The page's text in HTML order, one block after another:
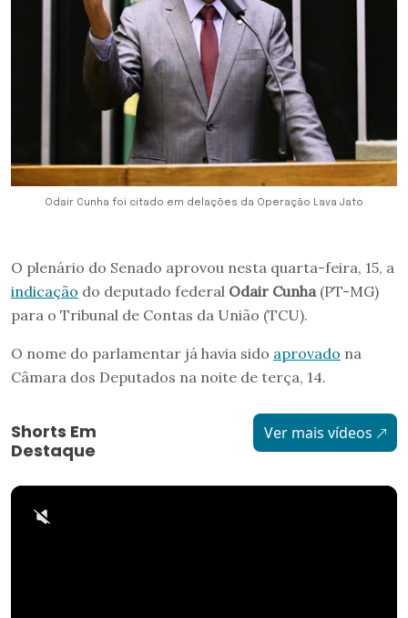
Odair Cunha foi citado em delações da Operação Lava Jato
O plenário do Senado aprovou nesta quarta-feira, 15, a
indicação do deputado federal Odair Cunha (PT-MG)
para o Tribunal de Contas da União (TCU).
O nome do parlamentar já havia sido aprovado na
Câmara dos Deputados na noite de terça, 14.
Shorts Em
Destaque
Ver mais vídeos